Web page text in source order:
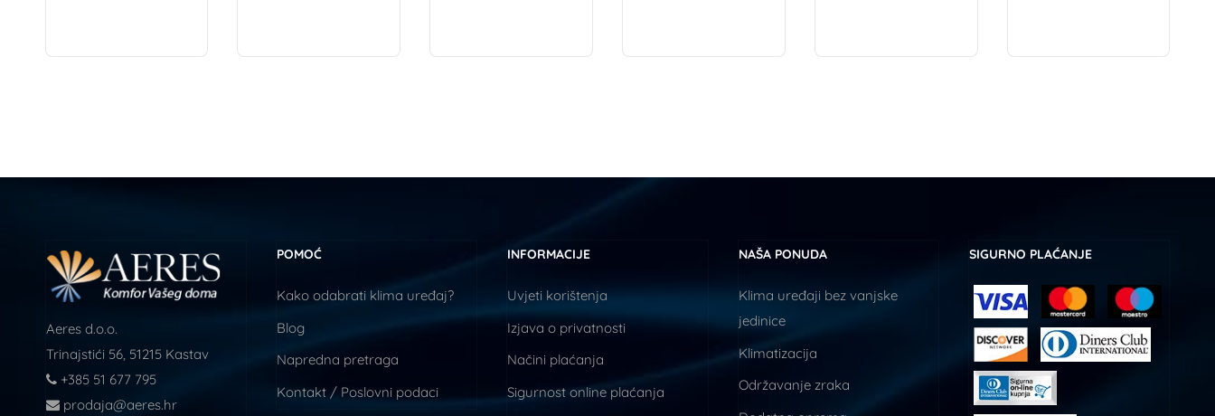
Aeres d.o.o.
Trinajstići 56, 51215 Kastav
+385 51 677 795
prodaja@aeres.hr
POMOĆ
Kako odabrati klima uređaj?
Blog
Napredna pretraga
Kontakt / Poslovni podaci
INFORMACIJE
Uvjeti korištenja
Izjava o privatnosti
Načini plaćanja
Sigurnost online plaćanja
NAŠA PONUDA
Klima uređaji bez vanjske
jedinice
Klimatizacija
Održavanje zraka
SIGURNO PLAĆANJE